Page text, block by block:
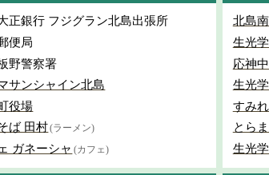
正銀行 フジグラン北島出張所
便局
野警察署
サンシャイン北島
役場
ば 田村(ラーメン)
ガネーシャ (カフェ)
北島
生光
応神
生光
すみ
とら
生光